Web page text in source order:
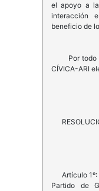
el apoyo a
interacción
beneficio de
Por todo lo
CÍVICA-ARI
Artículo 1º:
Partido de